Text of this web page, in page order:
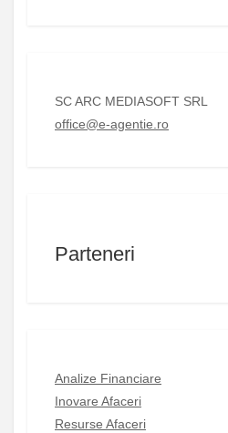
SC ARC MEDIASOFT SRL
office@e-agentie.ro
Parteneri
Analize Financiare
Inovare Afaceri
Resurse Afaceri